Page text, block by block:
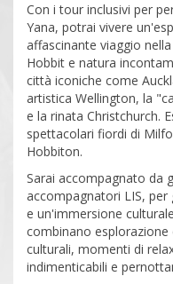
Con i tour inclusivi per
Yana, potrai vivere
affascinante viaggio
Hobbit e natura
città iconiche come
artistica Wellington, la
e la rinata Christchurch.
spettacolari fiordi di
Hobbiton.
Sarai accompagnato da
accompagnatori LIS,
e un'immersione
combinano esplorazione
culturali, momenti di
indimenticabili e